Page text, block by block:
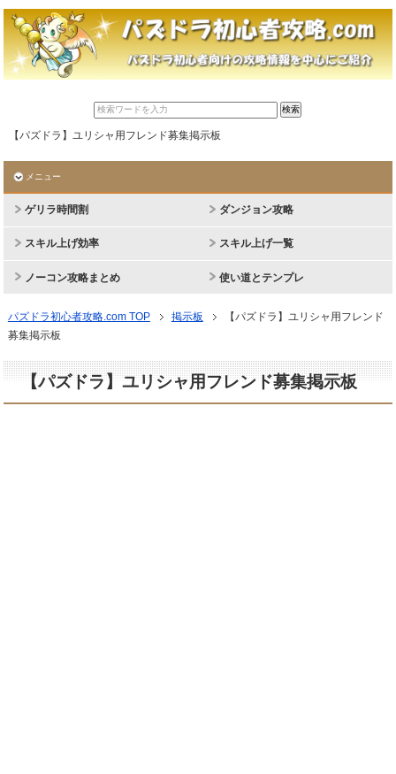
【パズドラ】ユリシャ用フレンド募集掲示板
メニュー
ゲリラ時間割 ダンジョン攻略
スキル上げ効率 スキル上げ一覧
ノーコン攻略まとめ 使い道とテンプレ
パズドラ初心者攻略.com TOP 掲示板
【パズドラ】ユリシャ用フレンド
募集掲示板
【パズドラ】ユリシャ用フレンド募集掲示板